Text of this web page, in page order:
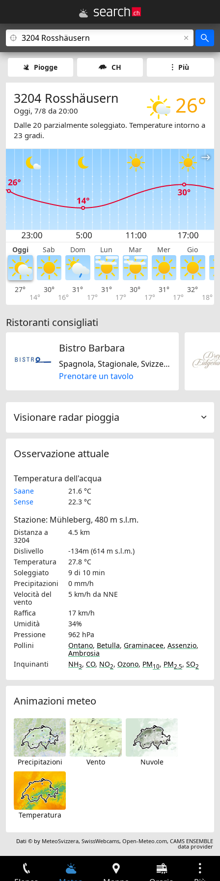
Piogge CH Più
26°
3204 Rosshäusern
Oggi, 7/8 da 20:00
Dalle 20 parzialmente soleggiato. Temperature intorno a
23 gradi.
Oggi Sab Dom Lun Mar Mer Gio
27°
14°
30°
16°
31°
17°
31°
17°
30°
17°
31°
17°
32°
18°
Ristoranti consigliati
Bistro Barbara
Spagnola, Stagionale, Svizzera, Italiana, Regionale
Prenotare un tavolo
Visionare radar pioggia
Osservazione attuale
Temperatura dell'acqua
Saane
21.6 °C
Sense
22.3 °C
Stazione: Mühleberg, 480 m s.l.m.
Distanza a
3204
4.5 km
Dislivello
-134m (614 m s.l.m.)
Temperatura
27.8 °C
Soleggiato
9 di 10 min
Precipitazioni
0 mm/h
Velocità del
vento
5 km/h da NNE
Raffica
17 km/h
Umidità
34%
Pressione
962 hPa
Pollini
Ontano, Betulla, Graminacee, Assenzio,
Ambrosia
Inquinanti
NH3, CO, NO2, Ozono, PM10, PM2.5, SO2
Animazioni meteo
Precipitazioni Vento Nuvole
Temperatura
Dati © by MeteoSvizzera,SwissWebcams,Open-Meteo.com,CAMS ENSEMBLE
data provider